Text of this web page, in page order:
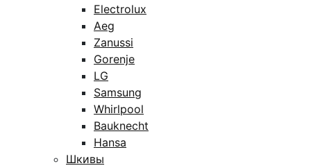
Electrolux
Aeg
Zanussi
Gorenje
LG
Samsung
Whirlpool
Bauknecht
Hansa
Шкивы